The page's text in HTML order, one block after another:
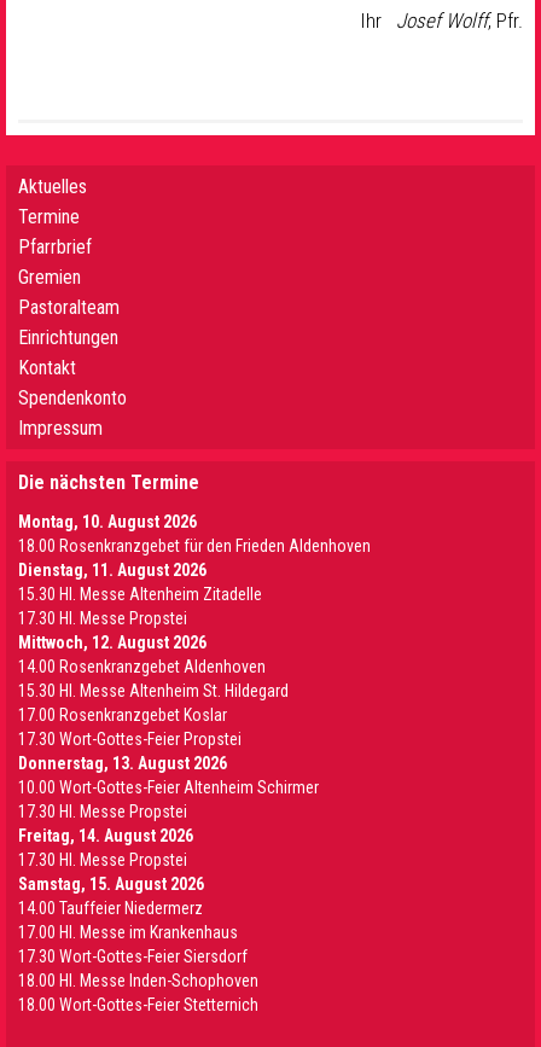
Ihr Josef Wolff, Pfr.
Aktuelles
Termine
Pfarrbrief
Gremien
Pastoralteam
Einrichtungen
Kontakt
Spendenkonto
Impressum
Die nächsten Termine
Montag, 10. August 2026
18.00 Rosenkranzgebet für den Frieden Aldenhoven
Dienstag, 11. August 2026
15.30 Hl. Messe Altenheim Zitadelle
17.30 Hl. Messe Propstei
Mittwoch, 12. August 2026
14.00 Rosenkranzgebet Aldenhoven
15.30 Hl. Messe Altenheim St. Hildegard
17.00 Rosenkranzgebet Koslar
17.30 Wort-Gottes-Feier Propstei
Donnerstag, 13. August 2026
10.00 Wort-Gottes-Feier Altenheim Schirmer
17.30 Hl. Messe Propstei
Freitag, 14. August 2026
17.30 Hl. Messe Propstei
Samstag, 15. August 2026
14.00 Tauffeier Niedermerz
17.00 Hl. Messe im Krankenhaus
17.30 Wort-Gottes-Feier Siersdorf
18.00 Hl. Messe Inden-Schophoven
18.00 Wort-Gottes-Feier Stetternich